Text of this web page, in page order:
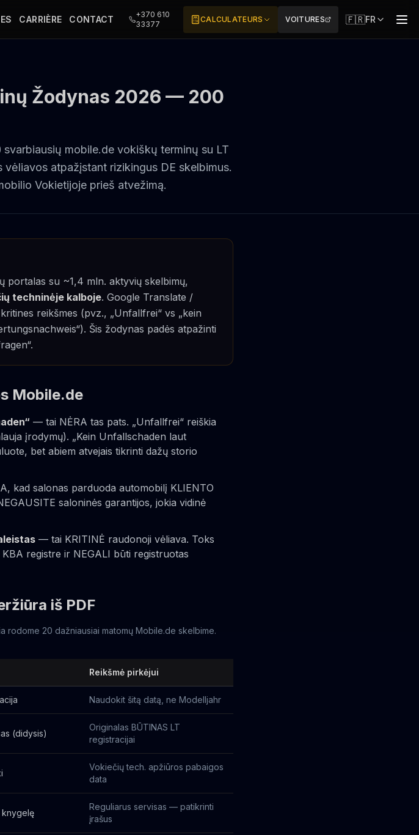
CARRIÈRE CONTACT
+370 610
33377
CALCULATEURS VOITURES 🇫🇷FR
Žodynas 2026 — 200
mobile.de vokiškų terminų su LT
atpažįstant rizikingus DE skelbimus.
Vokietijoje prieš atvežimą.
portalas su ~1,4 mln. aktyvių skelbimų,
techninėje kalboje. Google Translate /
reikšmes (pvz., „Unfallfrei“ vs „kein
Šis žodynas padės atpažinti
Mobile.de
— tai NĖRA tas pats. „Unfallfrei“ reiškia
įrodymų). „Kein Unfallschaden laut
bet abiem atvejais tikrinti dažų storio
kad salonas parduoda automobilį KLIENTO
saloninės garantijos, jokia vidinė
— tai KRITINĖ raudonoji vėliava. Toks
registre ir NEGALI būti registruotas
iš PDF
rodome 20 dažniausiai matomų Mobile.de skelbime.
Reikšmė pirkėjui
Naudokit šitą datą, ne Modelljahr
(didysis)
Originalas BŪTINAS LT
registracijai
Vokiečių tech. apžiūros pabaigos
data
knygelę
Reguliarus servisas — patikrinti
įrašus